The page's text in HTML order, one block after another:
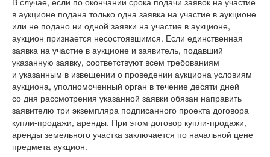
в аукционе подана только одна заявка на участие в аукционе
или не подано ни одной заявки на участие в аукционе,
аукцион признается несостоявшимся. Если единственная
заявка на участие в аукционе и заявитель, подавший
указанную заявку, соответствуют всем требованиям
и указанным в извещении о проведении аукциона условиям
аукциона, уполномоченный орган в течение десяти дней
со дня рассмотрения указанной заявки обязан направить
заявителю три экземпляра подписанного проекта договора
купли-продажи, аренды. При этом договор купли-продажи,
аренды земельного участка заключается по начальной цене
предмета аукцион.